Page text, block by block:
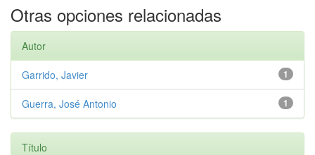
Otras opciones relacionadas
Autor
1
Garrido, Javier
1
Guerra, José Antonio
Título